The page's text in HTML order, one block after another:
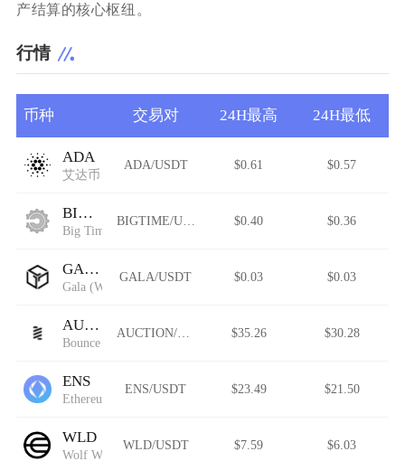
产结算的核心枢纽。
行情
币种 交易对 24H最高 24H最低
ADA
艾达币
ADA/USDT $0.61 $0.57
BIGTIME
Big Time
BIGTIME/USDT $0.40 $0.36
GALA
Gala (Wormhole)
GALA/USDT $0.03 $0.03
AUCTION
Bounce
AUCTION/USDT $35.26 $30.28
ENS
Ethereum Name Service (Wormhole)
ENS/USDT $23.49 $21.50
WLD
Wolf Works DAO
WLD/USDT $7.59 $6.03